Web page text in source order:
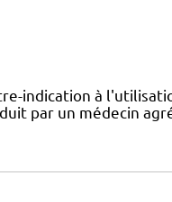
indication à
par un médecin